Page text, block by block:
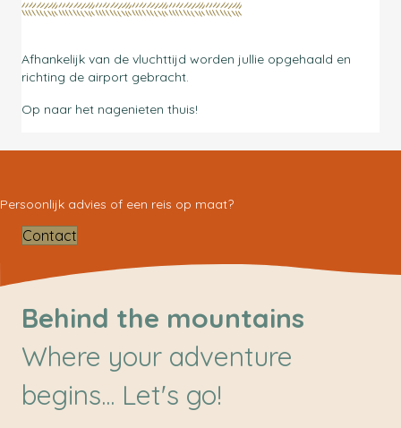
Afhankelijk van de vluchttijd worden jullie opgehaald en
richting de airport gebracht.
Op naar het nagenieten thuis!
Persoonlijk advies of een reis op maat?
Contact
Behind the mountains
Where your adventure
begins... Let's go!